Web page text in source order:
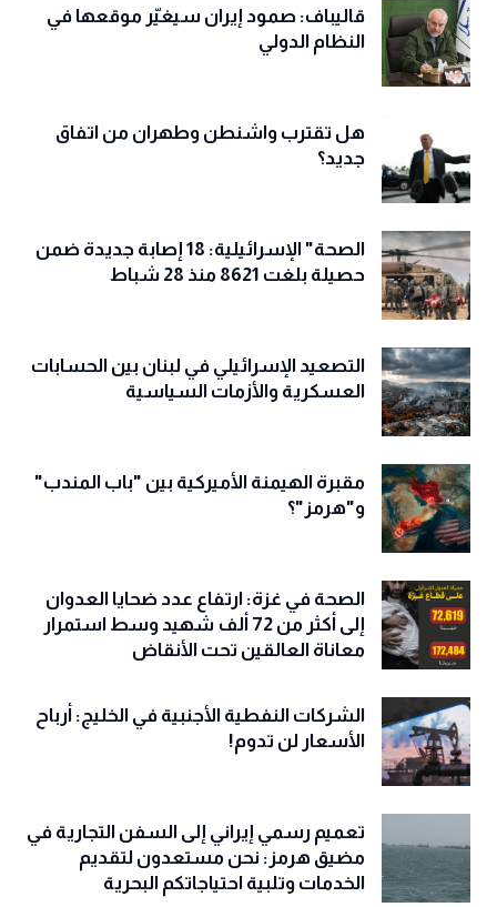
قاليباف: صمود إيران سيغيّر موقعها في
النظام الدولي
هل تقترب واشنطن وطهران من اتفاق
جديد؟
الصحة" الإسرائيلية: 18 إصابة جديدة ضمن
حصيلة بلغت 8621 منذ 28 شباط
التصعيد الإسرائيلي في لبنان بين الحسابات
العسكرية والأزمات السياسية
مقبرة الهيمنة الأميركية بين "باب المندب"
و"هرمز"؟
الصحة في غزة: ارتفاع عدد ضحايا العدوان
إلى أكثر من 72 ألف شهيد وسط استمرار
معاناة العالقين تحت الأنقاض
الشركات النفطية الأجنبية في الخليج: أرباح
الأسعار لن تدوم!
تعميم رسمي إيراني إلى السفن التجارية في
مضيق هرمز: نحن مستعدون لتقديم
الخدمات وتلبية احتياجاتكم البحرية